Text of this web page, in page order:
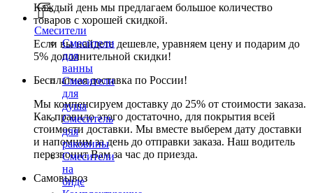
Смесители
Смесители
для
ванны
Смесители
для
душа
Смеситель
для
раковины
Смесители
на
биде
Каждый день мы предлагаем большое количество
товаров с хорошей скидкой.
Если вы найдете дешевле, уравняем цену и подарим до
5% дополнительной скидки!
Бесплатная доставка по России!
Мы компенсируем доставку до 25% от стоимости заказа.
Как правило этого достаточно, для покрытия всей
стоимости доставки. Мы вместе выберем дату доставки
и напомним за день до отправки заказа. Наш водитель
перезвонит Вам за час до приезда.
Самовывоз